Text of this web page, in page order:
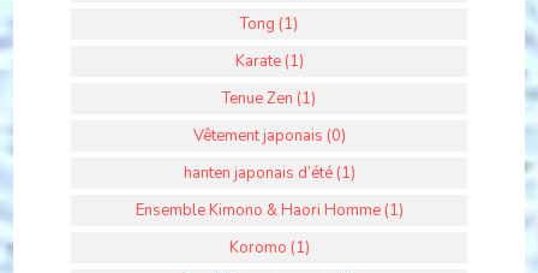
Tong (1)
Karate (1)
Tenue Zen (1)
Vêtement japonais (0)
hanten japonais d’été (1)
Ensemble Kimono & Haori Homme (1)
Koromo (1)